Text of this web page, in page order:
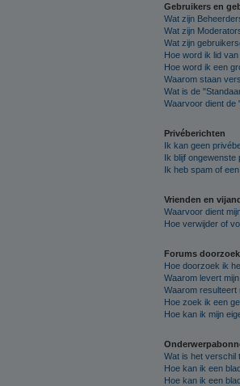
Gebruikers en
Wat zijn
Wat zijn
Wat zijn
Hoe word ik lid
Hoe word ik een
Waarom staan
Wat is de
Waarvoor dient de
Privéberichten
Ik kan geen
Ik blijf ongewenste
Ik heb spam of
Vrienden en
Waarvoor dient
Hoe verwijder of
Forums
Hoe doorzoek ik
Waarom levert
Waarom resulteert
Hoe zoek ik een
Hoe kan ik mijn
Wat is het verschil
Hoe kan ik een
Hoe kan ik een